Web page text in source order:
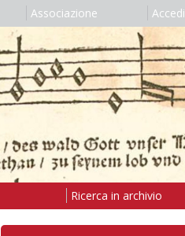
Associazione Accedi
Ricerca in archivio